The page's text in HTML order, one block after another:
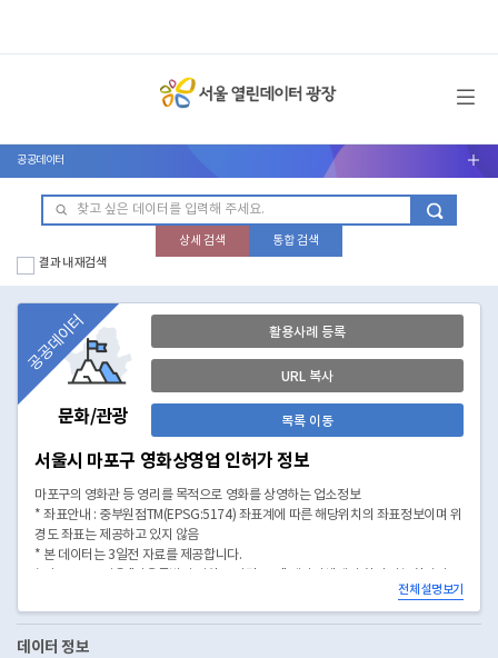
메뉴 열기
공공데이터 서브메뉴 열기
상세 검색
통합 검색
결과 내 재검색
문화/관광
공공데이터 활용사례 등록
URL 복사
목록 이동
서울시 마포구 영화상영업 인허가 정보
마포구의 영화관 등 영리를 목적으로 영화를 상영하는 업소정보
* 좌표안내 : 중부원점TM(EPSG:5174) 좌표계에 따른 해당위치의 좌표정보이며 위
경도 좌표는 제공하고 있지 않음
* 본 데이터는 3일전 자료를 제공합니다.
(https://data.seoul.go.kr/dataList/OA-22872/S/1/datasetView.do)전체 설명보기
데이터 정보